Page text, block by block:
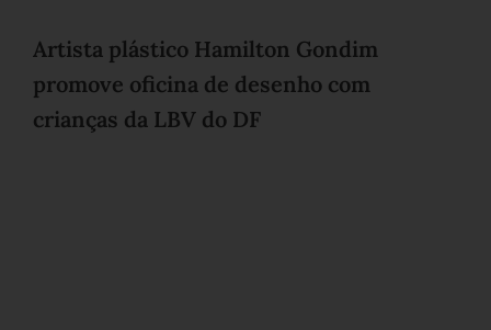
Artista plástico Hamilton Gondim
promove oficina de desenho com
crianças da LBV do DF